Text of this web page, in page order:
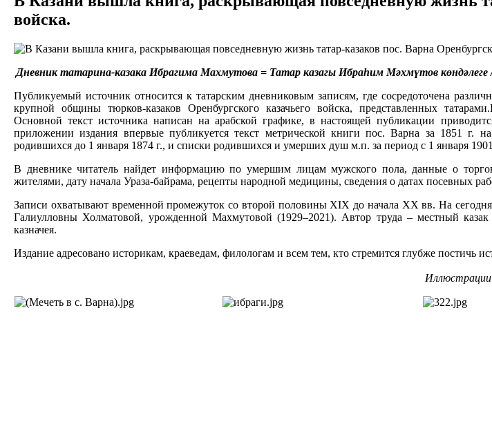
войска.
Дневник татарина-казака Ибрагима Махмутова = Татар казагы Ибраһим Мəхмүтов
Публикуемый источник относится к татарским дневниковым записям, где сосредоточена
крупной общины тюрков-казаков Оренбургского казачьего войска, представленных
Основной текст источника написан на арабской графике, в настоящей публикации
приложении издания впервые публикуется текст метрической книги пос. Варна за 1851 г.
родившихся до 1 января 1874 г., и списки родившихся и умерших душ м.п. за период с 1 января 1901
В дневнике читатель найдет информацию по умершим лицам мужского пола, данные о
жителями, дату начала Ураза-байрама, рецепты народной медицины, сведения о датах посевных
Записи охватывают временной промежуток со второй половины XIX до начала ХХ вв. На
Галиулловны Холматовой, урожденной Махмутовой (1929–2021). Автор труда – местный
казначея.
Издание адресовано историкам, краеведам, филологам и всем тем, кто стремится глубже постичь